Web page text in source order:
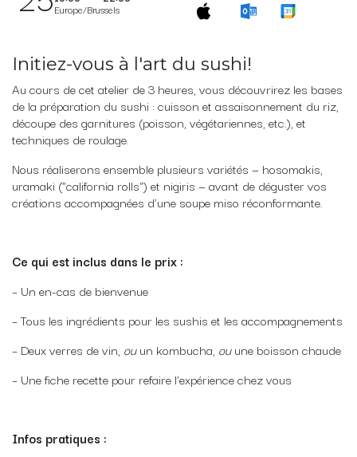
Europe/Brussels
Initiez-vous à l'art du sushi!
Au cours de cet atelier de 3 heures, vous découvrirez les bases
de la préparation du sushi : cuisson et assaisonnement du riz,
découpe des garnitures (poisson, végétariennes, etc.), et
techniques de roulage.
Nous réaliserons ensemble plusieurs variétés — hosomakis,
uramaki ("california rolls") et nigiris — avant de déguster vos
créations accompagnées d’une soupe miso réconformante.
Ce qui est inclus dans le prix :
– Un en-cas de bienvenue
– Tous les ingrédients pour les sushis et les accompagnements
– Deux verres de vin, ouun kombucha, ouune boisson chaude
– Une fiche recette pour refaire l’expérience chez vous
Infos pratiques :